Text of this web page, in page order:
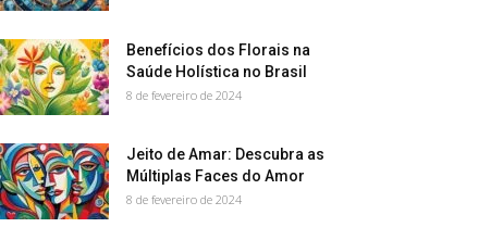
Benefícios dos Florais na
Saúde Holística no Brasil
8 de fevereiro de 2024
Jeito de Amar: Descubra as
Múltiplas Faces do Amor
8 de fevereiro de 2024